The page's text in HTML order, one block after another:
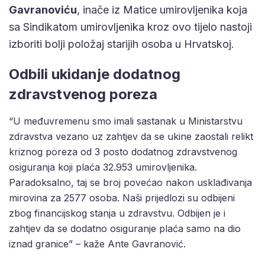
Gavranoviću, inače iz Matice umirovljenika koja
sa Sindikatom umirovljenika kroz ovo tijelo nastoji
izboriti bolji položaj starijih osoba u Hrvatskoj.
Odbili ukidanje dodatnog
zdravstvenog poreza
“U međuvremenu smo imali sastanak u Ministarstvu
zdravstva vezano uz zahtjev da se ukine zaostali relikt
kriznog poreza od 3 posto dodatnog zdravstvenog
osiguranja koji plaća 32.953 umirovljenika.
Paradoksalno, taj se broj povećao nakon usklađivanja
mirovina za 2577 osoba. Naši prijedlozi su odbijeni
zbog financijskog stanja u zdravstvu. Odbijen je i
zahtjev da se dodatno osiguranje plaća samo na dio
iznad granice” – kaže Ante Gavranović.